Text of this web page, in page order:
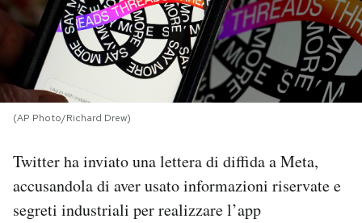
NEWSLETTER
I MIEI PREFERITI
SHOP
CALENDARIO
(AP Photo/Richard Drew)
Twitter ha inviato una lettera di diffida a Meta,
accusandola di aver usato informazioni riservate e
segreti industriali per realizzare l’app